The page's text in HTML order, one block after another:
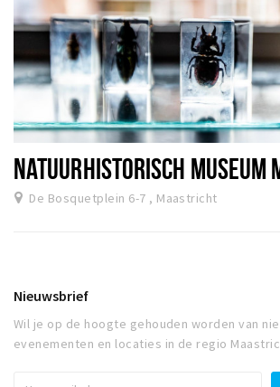
NATUURHISTORISCH MUSEUM
De Bosquetplein 6-7 , Maastricht
Nieuwsbrief
Wil je op de hoogte gehouden worden van
evenementen en locaties in de regio